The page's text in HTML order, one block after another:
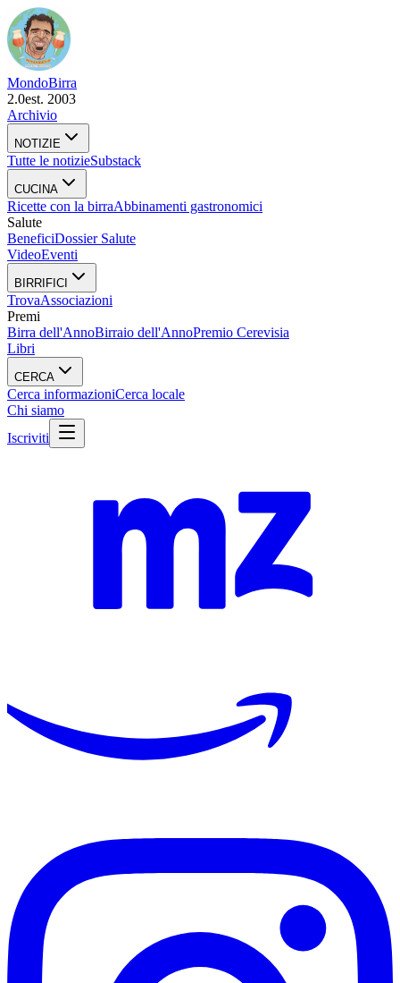
MondoBirra
2.0est. 2003
Archivio
NOTIZIE
Tutte le notizieSubstack
CUCINA
Ricette con la birraAbbinamenti gastronomici
Salute
BeneficiDossier Salute
VideoEventi
BIRRIFICI
TrovaAssociazioni
Premi
Birra dell'AnnoBirraio dell'AnnoPremio Cerevisia
Libri
CERCA
Cerca informazioniCerca locale
Chi siamo
Iscriviti